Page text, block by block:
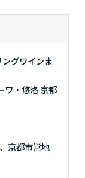
グワインま
・悠洛 京都
京都市営地